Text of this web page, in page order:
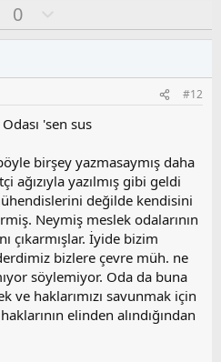
0
l
s
u
z
y
l
a
#12
'sen sus
birşey yazmasaymış daha
ağızıyla yazılmış gibi geldi
değilde kendisini
Neymiş meslek odalarının
çıkarmışlar. İyide bizim
bizlere çevre müh. ne
söylemiyor. Oda da buna
ve haklarımızı savunmak için
elinden alındığından